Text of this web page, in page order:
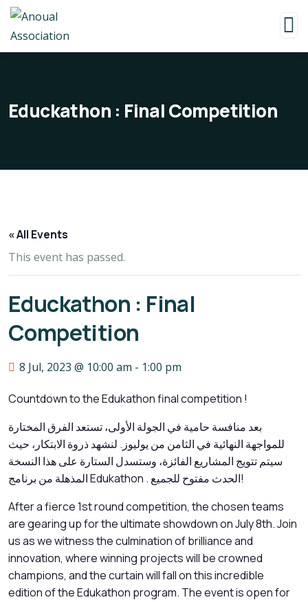
Educkathon : Final Competition
« All Events
This event has passed.
Educkathon : Final
Competition
8 Jul, 2023 @ 10:00 am - 1:00 pm
Countdown to the Edukathon final competition !
بعد منافسة حامية في الجولة الأولى، تستعد الفرق المختارة
للمواجهة النهائية في الثامن من يوليوز. لنشهد ذروة الابتكار، حيث
سيتم تتويج المشاريع الفائزة، وستسدل الستارة على هذا النسخة
المذهلة من برنامج Edukathon . الحدث مفتوح للجميع!
After a fierce 1st round competition, the chosen teams
are gearing up for the ultimate showdown on July 8th. Join
us as we witness the culmination of brilliance and
innovation, where winning projects will be crowned
champions, and the curtain will fall on this incredible
edition of the Edukathon program. The event is open for